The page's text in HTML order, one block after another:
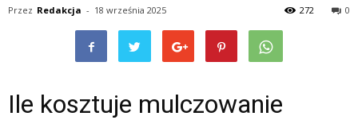
Przez Redakcja - 18 września 2025 0
272
Ile kosztuje mulczowanie